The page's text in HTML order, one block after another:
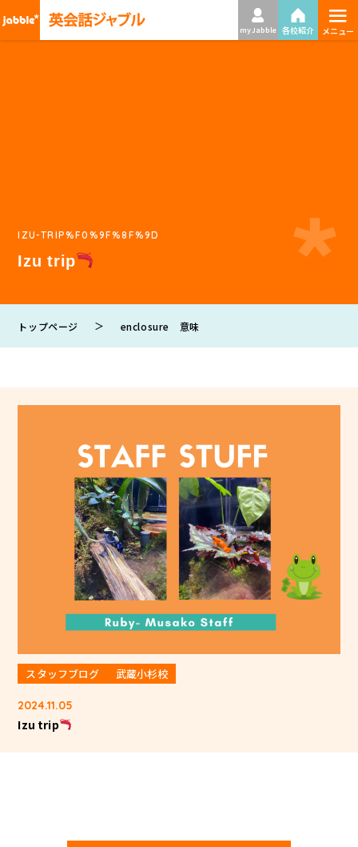
my Jabble 各校紹介 ≡
メニュー
IZU-TRIP%F0%9F%8F%9D
Izu trip
トップページ ＞ enclosure 意味
スタッフブログ 武蔵小杉校
2024.11.05
Izu trip